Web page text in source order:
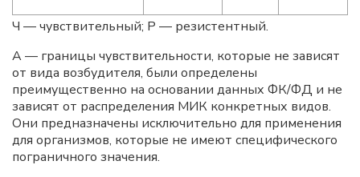
Ч — чувствительный; Р — резистентный.
А — границы чувствительности, которые не зависят
от вида возбудителя, были определены
преимущественно на основании данных ФК/ФД и не
зависят от распределения МИК конкретных видов.
Они предназначены исключительно для применения
для организмов, которые не имеют специфического
пограничного значения.